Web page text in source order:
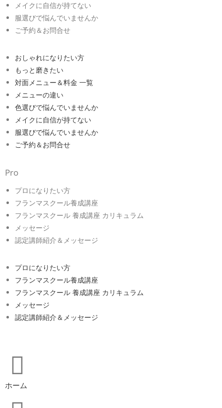
メイクに自信が持てない
服選びで悩んでいませんか
ご予約＆お問合せ
おしゃれになりたい方
もっと磨きたい
対面メニュー＆料金 一覧
メニューの違い
色選びで悩んでいませんか
メイクに自信が持てない
服選びで悩んでいませんか
ご予約＆お問合せ
Pro
プロになりたい方
フランマスクール養成講座
フランマスクール 養成講座 カリキュラム
メッセージ
認定講師紹介＆メッセージ
プロになりたい方
フランマスクール養成講座
フランマスクール 養成講座 カリキュラム
メッセージ
認定講師紹介＆メッセージ
ホーム